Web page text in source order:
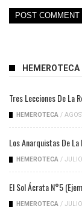
HEMEROTECA
Tres Lecciones De La
HEMEROTECA /
Los Anarquistas De
HEMEROTECA /
El Sol Ácrata N°5
HEMEROTECA /